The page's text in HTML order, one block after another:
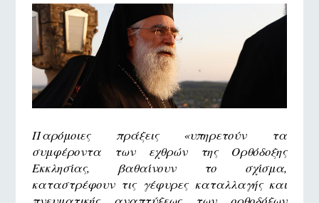
Παρόμοιες πράξεις «υπηρετούν τα
συμφέροντα των εχθρών της Ορθόδοξης
Εκκλησίας, βαθαίνουν το σχίσμα,
καταστρέφουν τις γέφυρες καταλλαγής και